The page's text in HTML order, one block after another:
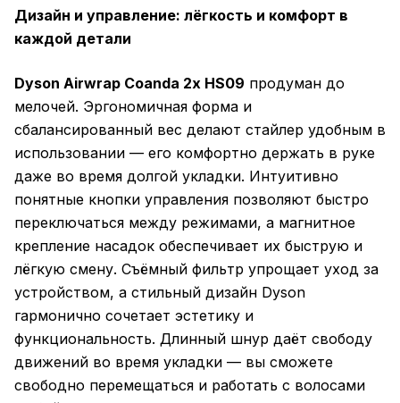
Дизайн и управление: лёгкость и комфорт в
каждой детали
Dyson Airwrap Coanda 2x HS09 продуман до
мелочей. Эргономичная форма и
сбалансированный вес делают стайлер удобным в
использовании — его комфортно держать в руке
даже во время долгой укладки. Интуитивно
понятные кнопки управления позволяют быстро
переключаться между режимами, а магнитное
крепление насадок обеспечивает их быструю и
лёгкую смену. Съёмный фильтр упрощает уход за
устройством, а стильный дизайн Dyson
гармонично сочетает эстетику и
функциональность. Длинный шнур даёт свободу
движений во время укладки — вы сможете
свободно перемещаться и работать с волосами